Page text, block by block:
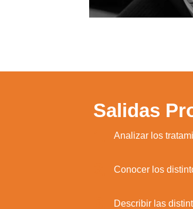
Salidas
Analizar los
Conocer los
Describir las